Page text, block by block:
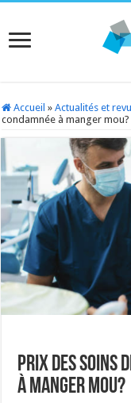
Accueil » Actualités et
condamnée à manger mou?
Prix des soins
à manger mou?